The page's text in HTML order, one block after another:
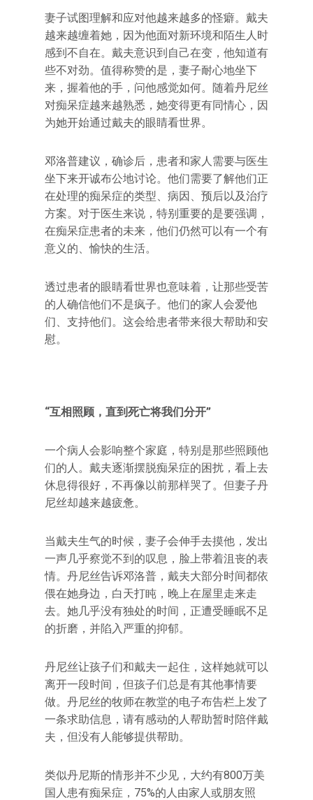
妻子试图理解和应对他越来越多的怪癖。戴夫
越来越缠着她，因为他面对新环境和陌生人时
感到不自在。戴夫意识到自己在变，他知道有
些不对劲。值得称赞的是，妻子耐心地坐下
来，握着他的手，问他感觉如何。随着丹尼丝
对痴呆症越来越熟悉，她变得更有同情心，因
为她开始通过戴夫的眼睛看世界。
邓洛普建议，确诊后，患者和家人需要与医生
坐下来开诚布公地讨论。他们需要了解他们正
在处理的痴呆症的类型、病因、预后以及治疗
方案。对于医生来说，特别重要的是要强调，
在痴呆症患者的未来，他们仍然可以有一个有
意义的、愉快的生活。
透过患者的眼睛看世界也意味着，让那些受苦
的人确信他们不是疯子。他们的家人会爱他
们、支持他们。这会给患者带来很大帮助和安
慰。
“互相照顾，直到死亡将我们分开”
一个病人会影响整个家庭，特别是那些照顾他
们的人。戴夫逐渐摆脱痴呆症的困扰，看上去
休息得很好，不再像以前那样哭了。但妻子丹
尼丝却越来越疲惫。
当戴夫生气的时候，妻子会伸手去摸他，发出
一声几乎察觉不到的叹息，脸上带着沮丧的表
情。丹尼丝告诉邓洛普，戴夫大部分时间都依
偎在她身边，白天打盹，晚上在屋里走来走
去。她几乎没有独处的时间，正遭受睡眠不足
的折磨，并陷入严重的抑郁。
丹尼丝让孩子们和戴夫一起住，这样她就可以
离开一段时间，但孩子们总是有其他事情要
做。丹尼丝的牧师在教堂的电子布告栏上发了
一条求助信息，请有感动的人帮助暂时陪伴戴
夫，但没有人能够提供帮助。
类似丹尼斯的情形并不少见，大约有800万美
国人患有痴呆症，75%的人由家人或朋友照